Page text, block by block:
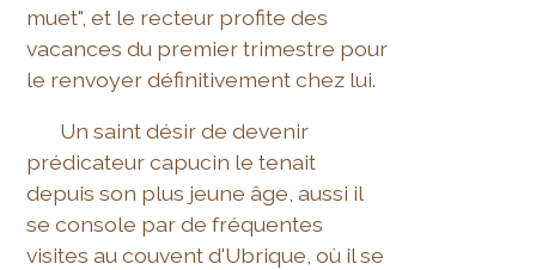
muet", et le recteur profite des
vacances du premier trimestre pour
le renvoyer définitivement chez lui.
Un saint désir de devenir
prédicateur capucin le tenait
depuis son plus jeune âge, aussi il
se console par de fréquentes
visites au couvent d'Ubrique, où il se